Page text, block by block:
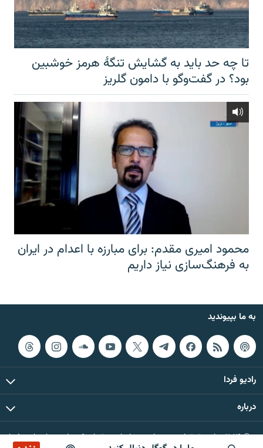
تا چه حد باید به گشایش تنگهٔ هرمز خوشبین
بود؟ در گفت‌وگو با دامون گلریز
محمود امیری مقدم: برای مبارزه با اعدام در ایران
به فرهنگ‌سازی نیاز داریم
به ما بپیوندید
رادیو فردا
درباره
© ۲۰۲۶ تمام حقوق این وب‌سایت، بر اساس مقررات کپی‌رایت، برای رادیو فردا